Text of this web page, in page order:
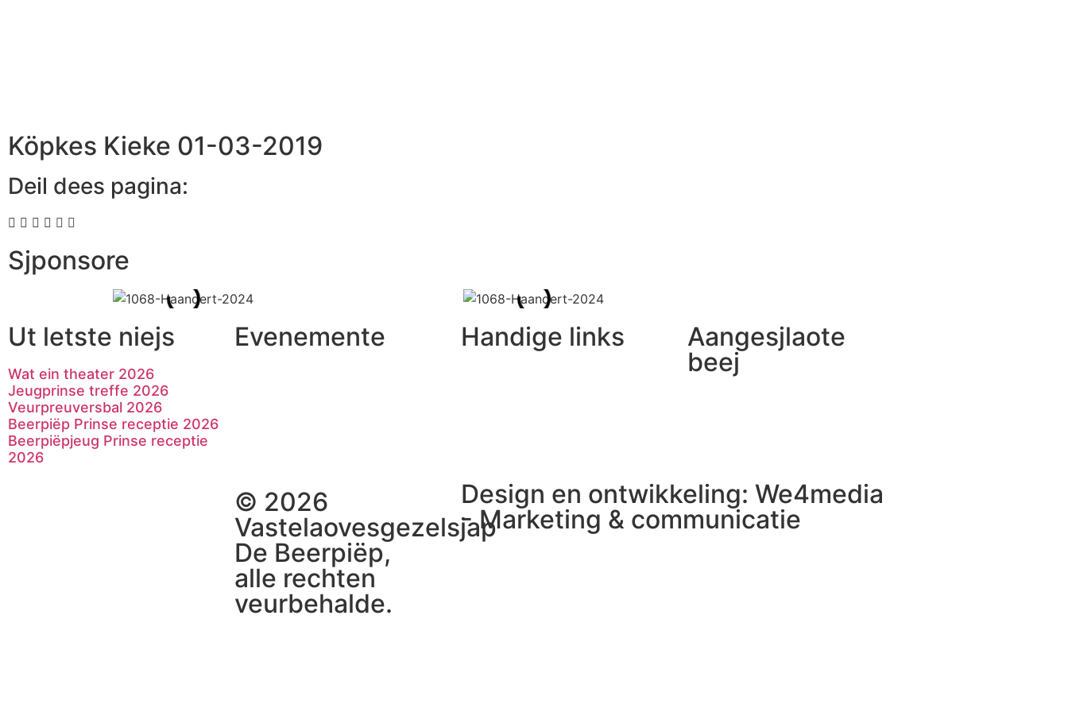
Köpkes Kieke 01-03-2019
Deil dees pagina:
Sjponsore
Ut letste niejs
Wat ein theater 2026
Jeugprinse treffe 2026
Veurpreuversbal 2026
Beerpiëp Prinse receptie 2026
Beerpiëpjeug Prinse receptie
2026
Evenemente Handige links
Aangesjlaote
beej
© 2026
Vastelaovesgezelsjap
De Beerpiëp,
alle rechten
veurbehalde.
Design en ontwikkeling: We4media
- Marketing & communicatie